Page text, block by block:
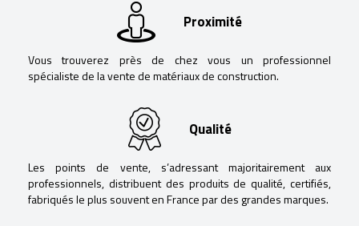
Proximité
Vous trouverez près de chez vous un professionnel
spécialiste de la vente de matériaux de construction.
Qualité
Les points de vente, s’adressant majoritairement aux
professionnels, distribuent des produits de qualité, certifiés,
fabriqués le plus souvent en France par des grandes marques.